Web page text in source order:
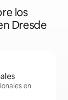
los
Dresde
en